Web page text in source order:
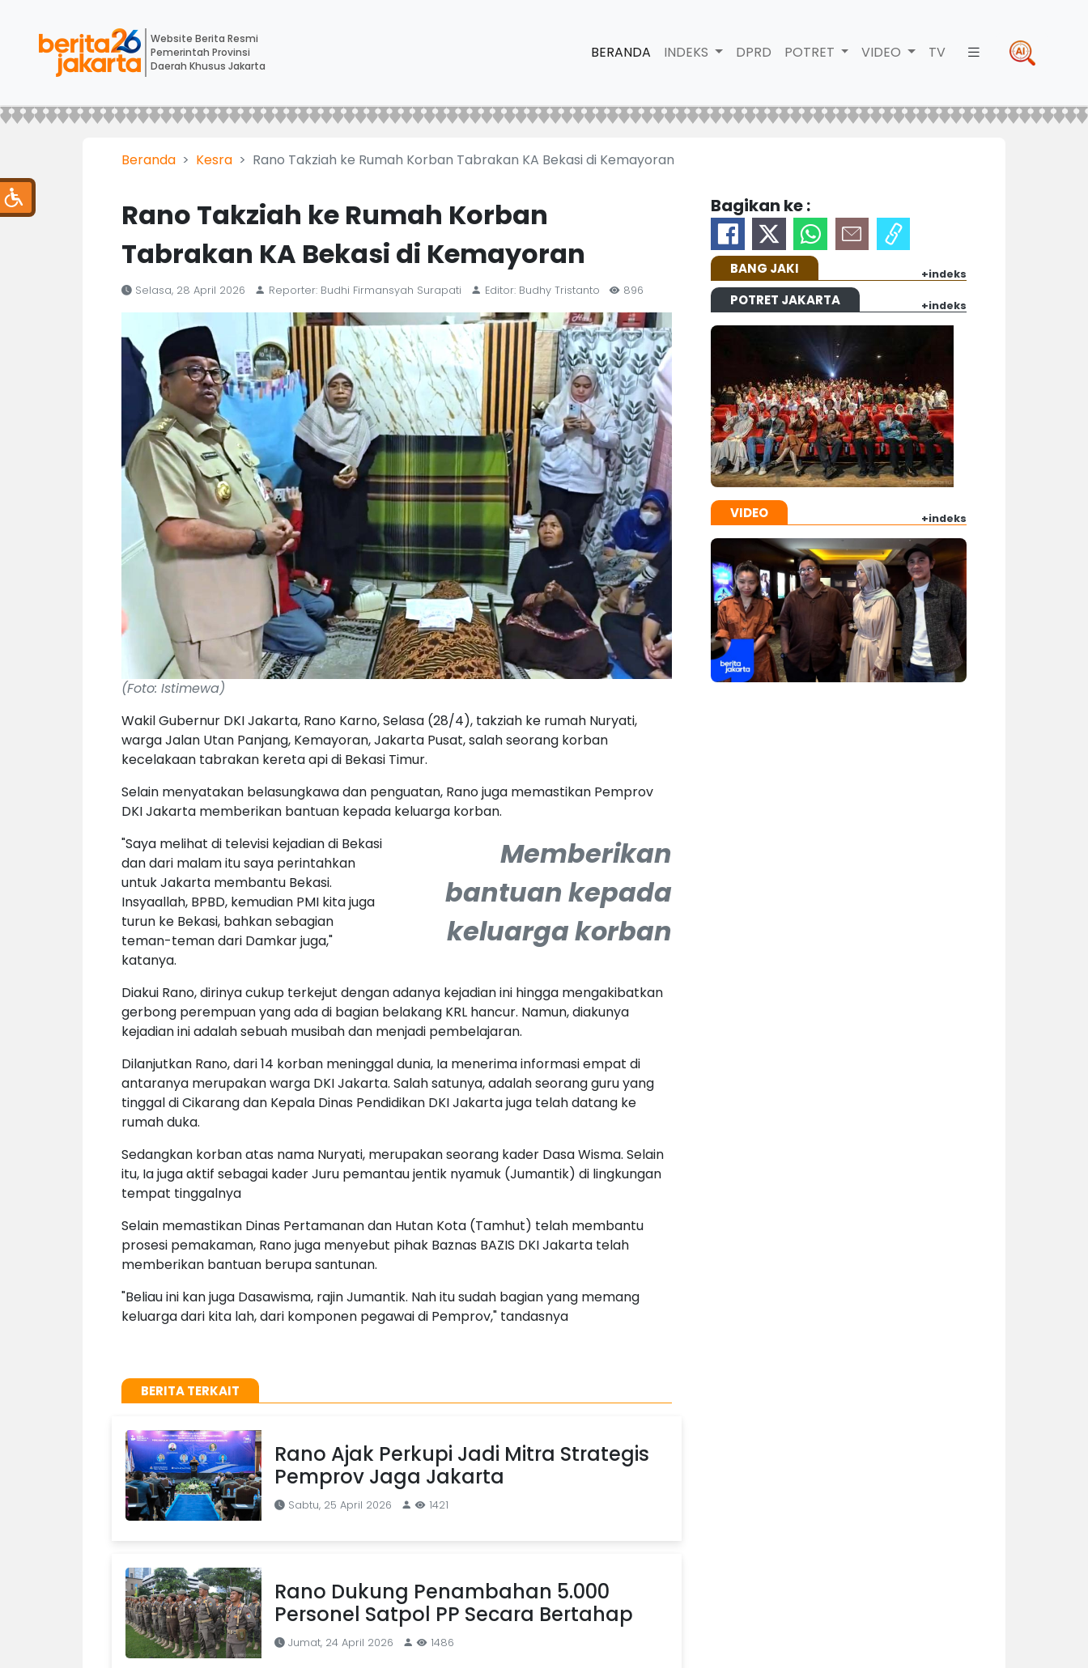
Website Berita Resmi
Pemerintah Provinsi
Daerah Khusus Jakarta
BERANDA INDEKS DPRD POTRET VIDEO TV
Beranda Kesra Rano Takziah ke Rumah Korban Tabrakan KA Bekasi di Kemayoran
Rano Takziah ke Rumah Korban
Tabrakan KA Bekasi di Kemayoran
Selasa, 28 April 2026 Reporter: Budhi Firmansyah Surapati Editor: Budhy Tristanto 896
(Foto: Istimewa)
Wakil Gubernur DKI Jakarta, Rano Karno, Selasa (28/4), takziah ke rumah Nuryati,
warga Jalan Utan Panjang, Kemayoran, Jakarta Pusat, salah seorang korban
kecelakaan tabrakan kereta api di Bekasi Timur.
Selain menyatakan belasungkawa dan penguatan, Rano juga memastikan Pemprov
DKI Jakarta memberikan bantuan kepada keluarga korban.
Memberikan
bantuan kepada
keluarga korban
"Saya melihat di televisi kejadian di Bekasi
dan dari malam itu saya perintahkan
untuk Jakarta membantu Bekasi.
Insyaallah, BPBD, kemudian PMI kita juga
turun ke Bekasi, bahkan sebagian
teman-teman dari Damkar juga,"
katanya.
Diakui Rano, dirinya cukup terkejut dengan adanya kejadian ini hingga mengakibatkan
gerbong perempuan yang ada di bagian belakang KRL hancur. Namun, diakunya
kejadian ini adalah sebuah musibah dan menjadi pembelajaran.
Dilanjutkan Rano, dari 14 korban meninggal dunia, Ia menerima informasi empat di
antaranya merupakan warga DKI Jakarta. Salah satunya, adalah seorang guru yang
tinggal di Cikarang dan Kepala Dinas Pendidikan DKI Jakarta juga telah datang ke
rumah duka.
Sedangkan korban atas nama Nuryati, merupakan seorang kader Dasa Wisma. Selain
itu, Ia juga aktif sebagai kader Juru pemantau jentik nyamuk (Jumantik) di lingkungan
tempat tinggalnya
Selain memastikan Dinas Pertamanan dan Hutan Kota (Tamhut) telah membantu
prosesi pemakaman, Rano juga menyebut pihak Baznas BAZIS DKI Jakarta telah
memberikan bantuan berupa santunan.
"Beliau ini kan juga Dasawisma, rajin Jumantik. Nah itu sudah bagian yang memang
keluarga dari kita lah, dari komponen pegawai di Pemprov," tandasnya
BERITA TERKAIT
Rano Ajak Perkupi Jadi Mitra Strategis
Pemprov Jaga Jakarta
Sabtu, 25 April 2026 1421
Rano Dukung Penambahan 5.000
Personel Satpol PP Secara Bertahap
Jumat, 24 April 2026 1486
Bagikan ke :
BANG JAKI +indeks
POTRET JAKARTA +indeks
VIDEO +indeks